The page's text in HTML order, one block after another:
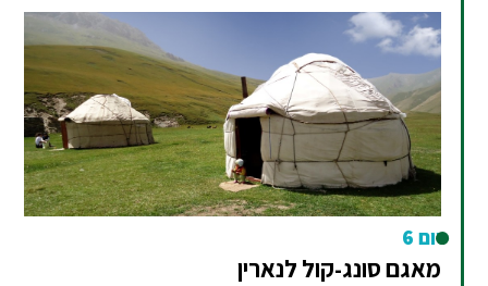
יום 6
מאגם סונג-קול לנארין